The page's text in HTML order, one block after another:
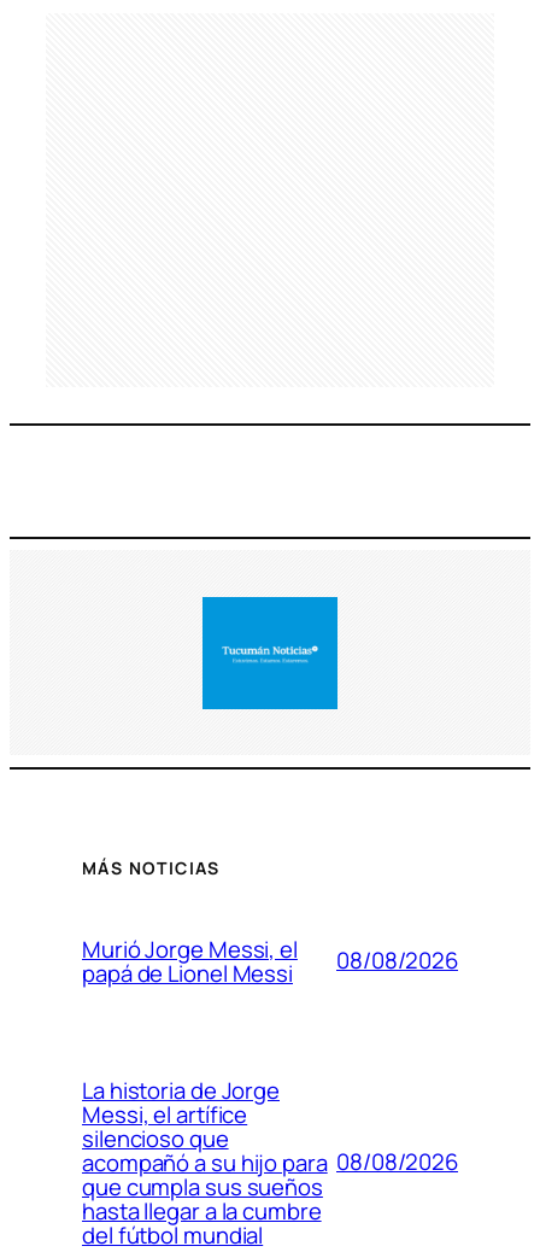
MÁS NOTICIAS
Murió Jorge Messi, el
papá de Lionel Messi 08/08/2026
La historia de Jorge
Messi, el artífice
silencioso que
acompañó a su hijo para
que cumpla sus sueños
hasta llegar a la cumbre
del fútbol mundial
08/08/2026